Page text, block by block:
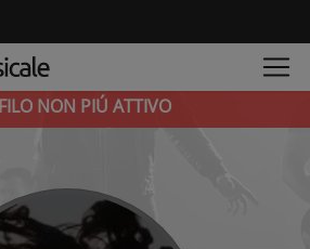
NON PIÚ ATTIVO